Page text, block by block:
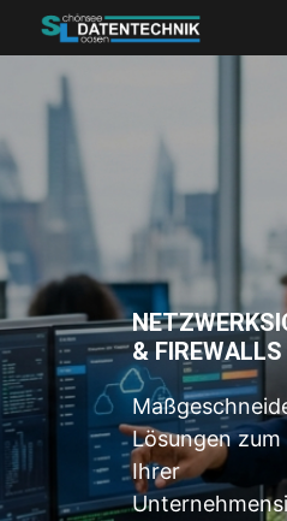
& FIREWALLS
Lösungen zum
Ihrer